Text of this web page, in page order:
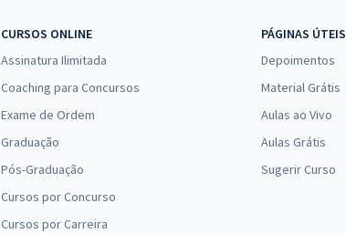
CURSOS ONLINE
Assinatura Ilimitada
Coaching para Concursos
Exame de Ordem
Graduação
Pós-Graduação
Cursos por Concurso
Cursos por Carreira
PÁGINAS ÚTEIS
Depoimentos
Material Grátis
Aulas ao Vivo
Aulas Grátis
Sugerir Curso